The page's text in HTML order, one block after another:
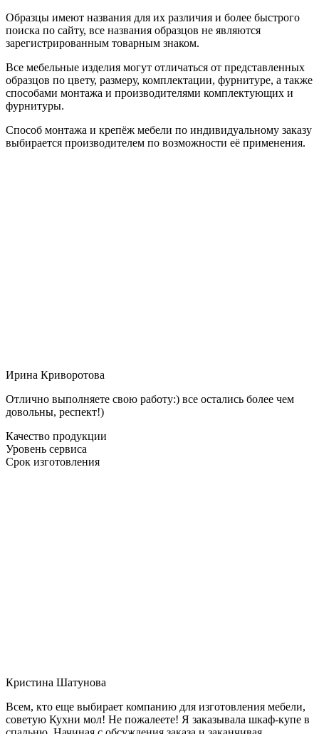
Образцы имеют названия для их различия и более быстрого
поиска по сайту, все названия образцов не являются
зарегистрированным товарным знаком.
Все мебельные изделия могут отличаться от представленных
образцов по цвету, размеру, комплектации, фурнитуре, а также
способами монтажа и производителями комплектующих и
фурнитуры.
Способ монтажа и крепёж мебели по индивидуальному заказу
выбирается производителем по возможности её применения.
Ирина Криворотова
Отлично выполняете свою работу:) все остались более чем
довольны, респект!)
Качество продукции
Уровень сервиса
Срок изготовления
Кристина Шатунова
Всем, кто еще выбирает компанию для изготовления мебели,
советую Кухни мол! Не пожалеете! Я заказывала шкаф-купе в